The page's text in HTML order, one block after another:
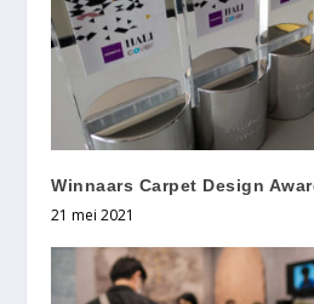
Winnaars Carpet Design
21 mei 2021